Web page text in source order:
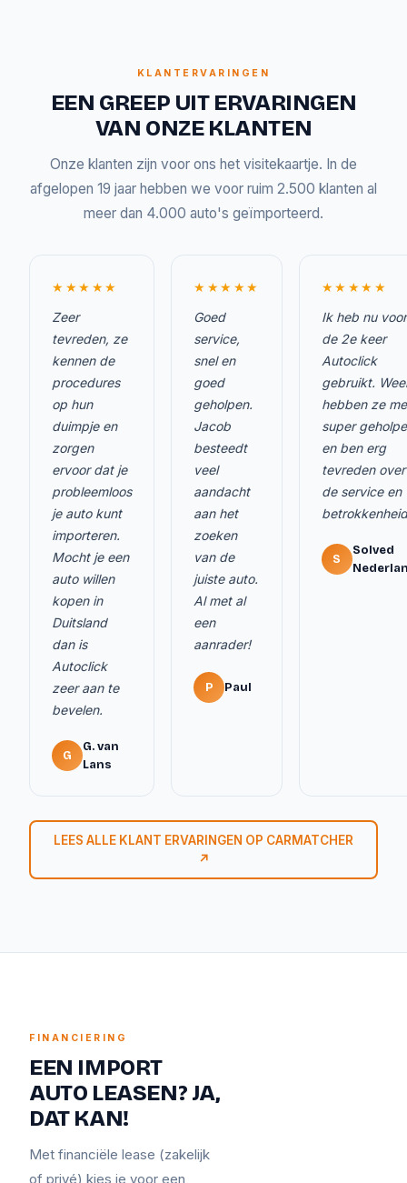
KLANTERVARINGEN
EEN GREEP UIT ERVARINGEN
VAN ONZE KLANTEN
Onze klanten zijn voor ons het visitekaartje. In de
afgelopen 19 jaar hebben we voor ruim 2.500 klanten al
meer dan 4.000 auto's geïmporteerd.
★★★★★
Zeer
tevreden, ze
kennen de
procedures
op hun
duimpje en
zorgen
ervoor dat je
probleemloos
je auto kunt
importeren.
Mocht je een
auto willen
kopen in
Duitsland
dan is
Autoclick
zeer aan te
bevelen.
G
G. van
Lans
★★★★★
Goed
service,
snel en
goed
geholpen.
Jacob
besteedt
veel
aandacht
aan het
zoeken
van de
juiste auto.
Al met al
een
aanrader!
P Paul
★★★★★
Ik heb nu voor
de 2e keer
Autoclick
gebruikt.
hebben ze me
super
en ben erg
tevreden over
de service en
S
Solved
LEES ALLE KLANT ERVARINGEN OP CARMATCHER
↗
FINANCIERING
EEN IMPORT
AUTO LEASEN? JA,
DAT KAN!
Met financiële lease (zakelijk
of privé) kies je voor een